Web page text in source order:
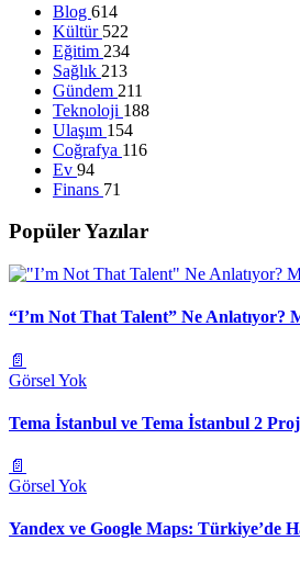
Blog 614
Kültür 522
Eğitim 234
Sağlık 213
Gündem 211
Teknoloji 188
Ulaşım 154
Coğrafya 116
Ev 94
Finans 71
Popüler Yazılar
“I’m Not That Talent” Ne Anlatıyor?
📄
Görsel Yok
Tema İstanbul ve Tema İstanbul 2
📄
Görsel Yok
Yandex ve Google Maps: Türkiye’de